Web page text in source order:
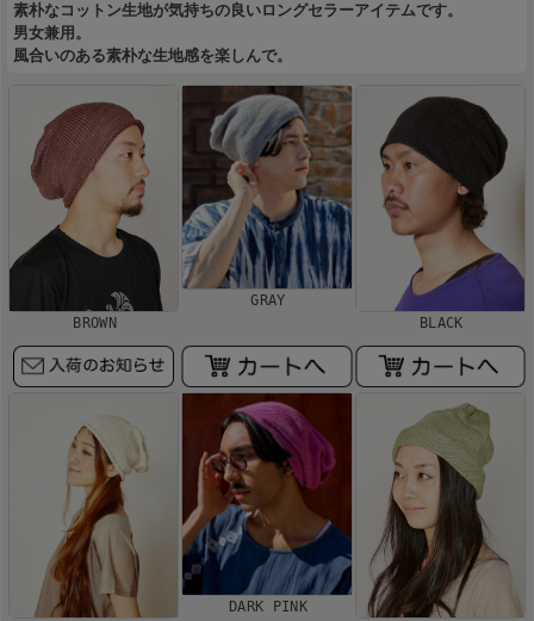
素朴なコットン生地が気持ちの良いロングセラーアイテムです。
男女兼用。
風合いのある素朴な生地感を楽しんで。
BROWN
GRAY
BLACK
DARK PINK